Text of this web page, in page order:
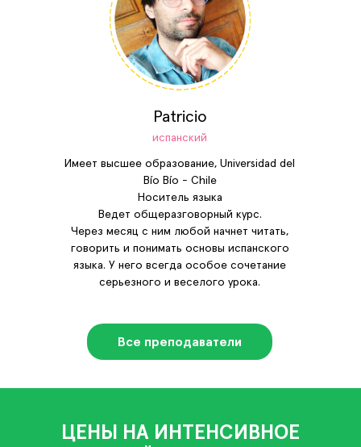
Все преподаватели
Имеет высшее образование, Universidad del
Bío Bío - Chile
Носитель языка
Ведет общеразговорный курс.
Через месяц с ним любой начнет читать,
говорить и понимать основы испанского
языка. У него всегда особое сочетание
серьезного и веселого урока.
Patricio
испанский
ЦЕНЫ НА ИНТЕНСИВНОЕ